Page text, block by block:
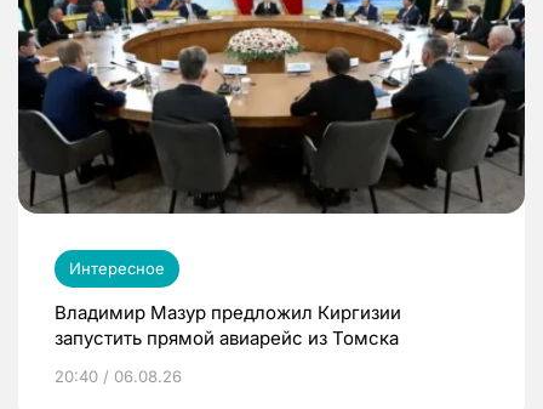
Интересное
Владимир Мазур предложил Киргизии
запустить прямой авиарейс из Томска
20:40 / 06.08.26